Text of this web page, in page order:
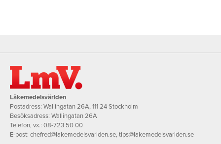
Läkemedelsvärlden
Postadress: Wallingatan 26A, 111 24 Stockholm
Besöksadress: Wallingatan 26A
Telefon, vx.: 08-723 50 00
E-post: chefred@lakemedelsvarlden.se,tips@lakemedelsvarlden.se